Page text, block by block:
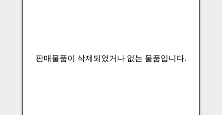
판매물품이 삭제되었거나 없는 물품입니다.